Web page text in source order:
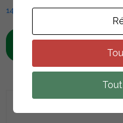
146,89€ TTC
IN DEN